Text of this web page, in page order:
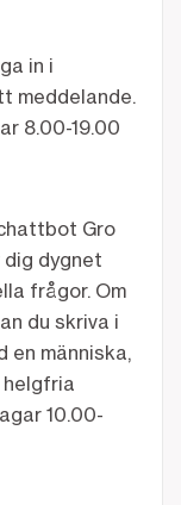
in i
meddelande.
8.00-19.00
Gro
dig dygnet
frågor. Om
du skriva i
en människa,
10.00-